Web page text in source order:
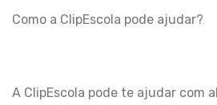
Como a ClipEscola pode ajudar?
A ClipEscola pode te ajudar com